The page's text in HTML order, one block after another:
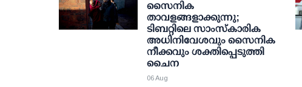
സൈനിക
താവളങ്ങളാക്കുന്നു;
ടിബറ്റിലെ സാംസ്‌കാരിക
അധിനിവേശവും സൈനിക
നീക്കവും ശക്തിപ്പെടുത്തി
ചൈന
06 Aug